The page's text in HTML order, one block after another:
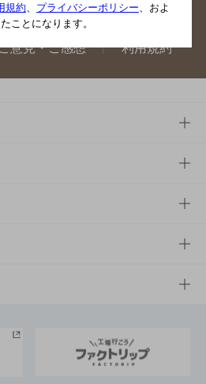
意見・ご感想 利用規約
大阪
ステナビリティ経営
規約 プライバシーポリシー 、およ
ことになります。